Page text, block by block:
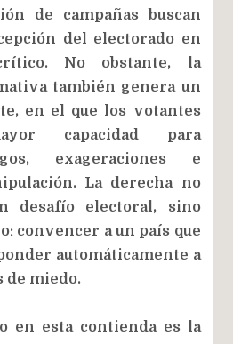
de campañas buscan
del electorado en
No obstante, la
también genera un
en el que los votantes
capacidad para
exageraciones e
La derecha no
desafío electoral, sino
convencer a un país que
automáticamente a
de miedo.
en esta contienda es la